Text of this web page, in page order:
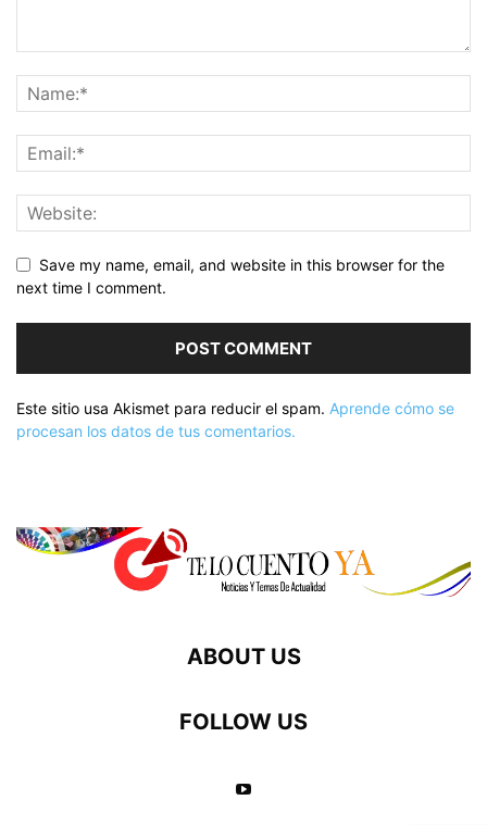
Save my name, email, and website in this browser for the
next time I comment.
Este sitio usa Akismet para reducir el spam. Aprende cómo se
procesan los datos de tus comentarios.
ABOUT US
FOLLOW US